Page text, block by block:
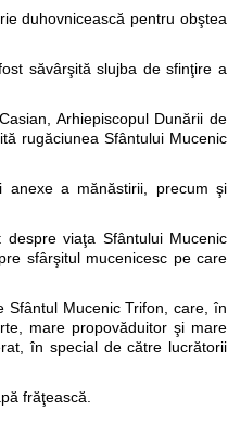
duhovnicească pentru obştea
săvârşită slujba de sfinţire a
Arhiepiscopul Dunării de
rugăciunea Sfântului Mucenic
anexe a mănăstirii, precum şi
viaţa Sfântului Mucenic
sfârşitul mucenicesc pe care
Sfântul Mucenic Trifon, care, în
mare propovăduitor şi mare
în special de către lucrătorii
frăţească.